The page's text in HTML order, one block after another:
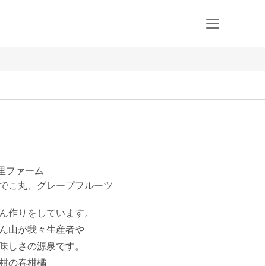
ファーム
こ丸、グレープフルーツ
作りをしています。
山が我々生産者や
しさの源泉です。
の春柑橘